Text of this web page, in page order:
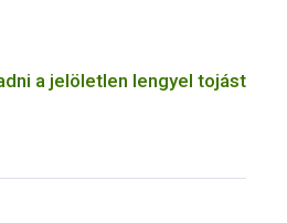
a jelöletlen lengyel tojást